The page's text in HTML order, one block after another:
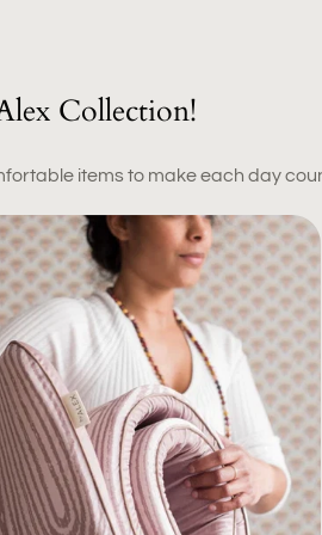
Collection!
items to make each day